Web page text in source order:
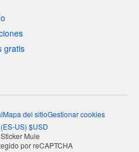
gratis
Mapa del sitioGestionar cookies
(ES-US) $USD
Mule
por reCAPTCHA